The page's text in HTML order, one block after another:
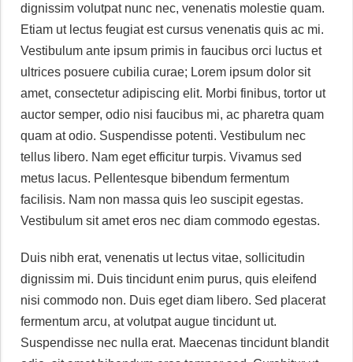
dignissim volutpat nunc nec, venenatis molestie quam.
Etiam ut lectus feugiat est cursus venenatis quis ac mi.
Vestibulum ante ipsum primis in faucibus orci luctus et
ultrices posuere cubilia curae; Lorem ipsum dolor sit
amet, consectetur adipiscing elit. Morbi finibus, tortor ut
auctor semper, odio nisi faucibus mi, ac pharetra quam
quam at odio. Suspendisse potenti. Vestibulum nec
tellus libero. Nam eget efficitur turpis. Vivamus sed
metus lacus. Pellentesque bibendum fermentum
facilisis. Nam non massa quis leo suscipit egestas.
Vestibulum sit amet eros nec diam commodo egestas.
Duis nibh erat, venenatis ut lectus vitae, sollicitudin
dignissim mi. Duis tincidunt enim purus, quis eleifend
nisi commodo non. Duis eget diam libero. Sed placerat
fermentum arcu, at volutpat augue tincidunt ut.
Suspendisse nec nulla erat. Maecenas tincidunt blandit